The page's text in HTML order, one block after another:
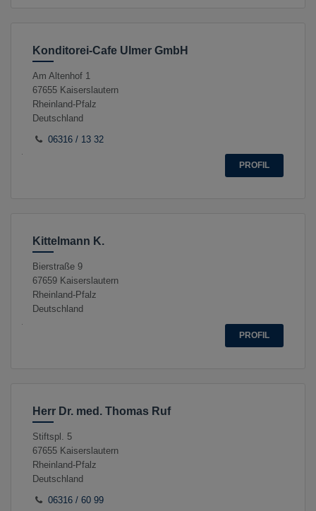
Konditorei-Cafe Ulmer GmbH
Am Altenhof 1
67655 Kaiserslautern
Rheinland-Pfalz
Deutschland
06316 / 13 32
PROFIL
Kittelmann K.
Bierstraße 9
67659 Kaiserslautern
Rheinland-Pfalz
Deutschland
PROFIL
Herr Dr. med. Thomas Ruf
Stiftspl. 5
67655 Kaiserslautern
Rheinland-Pfalz
Deutschland
06316 / 60 99